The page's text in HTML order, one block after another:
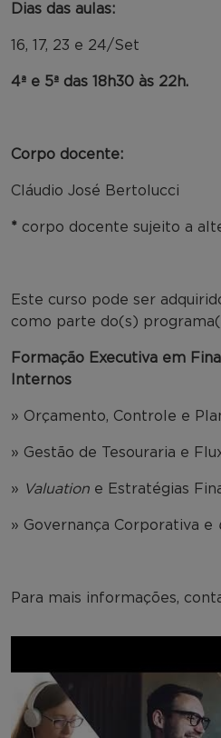
Dias das aulas:
16, 17, 23 e 24/Set
4ª e 5ª das 18h30 às 22h.
Corpo docente:
Cláudio José Bertolucci
* corpo docente sujeito a
Este curso pode ser
como parte do(s)
Formação Executiva em
Internos
» Orçamento, Controle e
» Gestão de Tesouraria e
» Valuation e Estratégias
» Governança Corporativa e
Para mais informações,